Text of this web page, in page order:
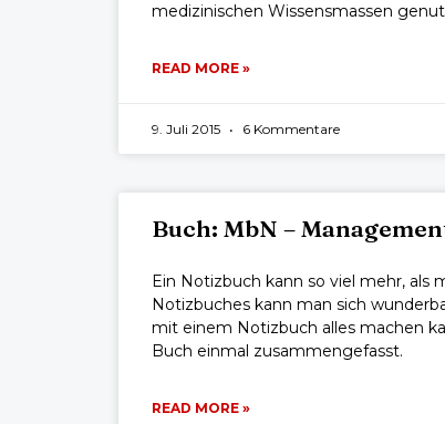
medizinischen Wissensmassen
READ MORE »
9. Juli 2015 6 Kommentare
Buch: MbN –
Ein Notizbuch kann so viel mehr, als
Notizbuches kann man sich
mit einem Notizbuch alles machen
Buch einmal zusammengefasst.
READ MORE »